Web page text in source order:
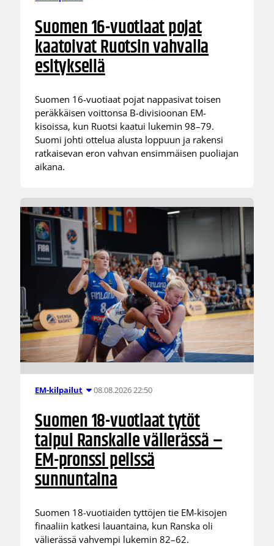
Suomen 16-vuotiaat pojat
kaatoivat Ruotsin vahvalla
esityksellä
Suomen 16-vuotiaat pojat nappasivat toisen
peräkkäisen voittonsa B-divisioonan EM-
kisoissa, kun Ruotsi kaatui lukemin 98–79.
Suomi johti ottelua alusta loppuun ja rakensi
ratkaisevan eron vahvan ensimmäisen puoliajan
aikana.
EM-kilpailut 08.08.2026 22:50
Suomen 18-vuotiaat tytöt
taipui Ranskalle välierässä –
EM-pronssi pelissä
sunnuntaina
Suomen 18-vuotiaiden tyttöjen tie EM-kisojen
finaaliin katkesi lauantaina, kun Ranska oli
välierässä vahvempi lukemin 82–62.